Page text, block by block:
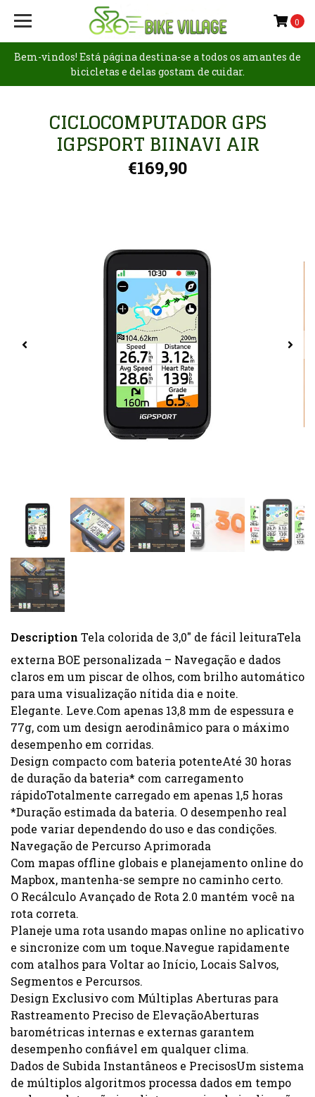
Bem-vindos! Está página destina-se a todos os amantes de
bicicletas e delas gostam de cuidar.
0
CICLOCOMPUTADOR GPS
IGPSPORT BIINAVI AIR
€169,90
Description Tela colorida de 3,0" de fácil leituraTela
externa BOE personalizada – Navegação e dados
claros em um piscar de olhos, com brilho automático
para uma visualização nítida dia e noite.
Elegante. Leve.Com apenas 13,8 mm de espessura e
77g, com um design aerodinâmico para o máximo
desempenho em corridas.
Design compacto com bateria potenteAté 30 horas
de duração da bateria* com carregamento
rápidoTotalmente carregado em apenas 1,5 horas
*Duração estimada da bateria. O desempenho real
pode variar dependendo do uso e das condições.
Navegação de Percurso Aprimorada
Com mapas offline globais e planejamento online do
Mapbox, mantenha-se sempre no caminho certo.
O Recálculo Avançado de Rota 2.0 mantém você na
rota correta.
Planeje uma rota usando mapas online no aplicativo
e sincronize com um toque.Navegue rapidamente
com atalhos para Voltar ao Início, Locais Salvos,
Segmentos e Percursos.
Design Exclusivo com Múltiplas Aberturas para
Rastreamento Preciso de ElevaçãoAberturas
barométricas internas e externas garantem
desempenho confiável em qualquer clima.
Dados de Subida Instantâneos e PrecisosUm sistema
de múltiplos algoritmos processa dados em tempo